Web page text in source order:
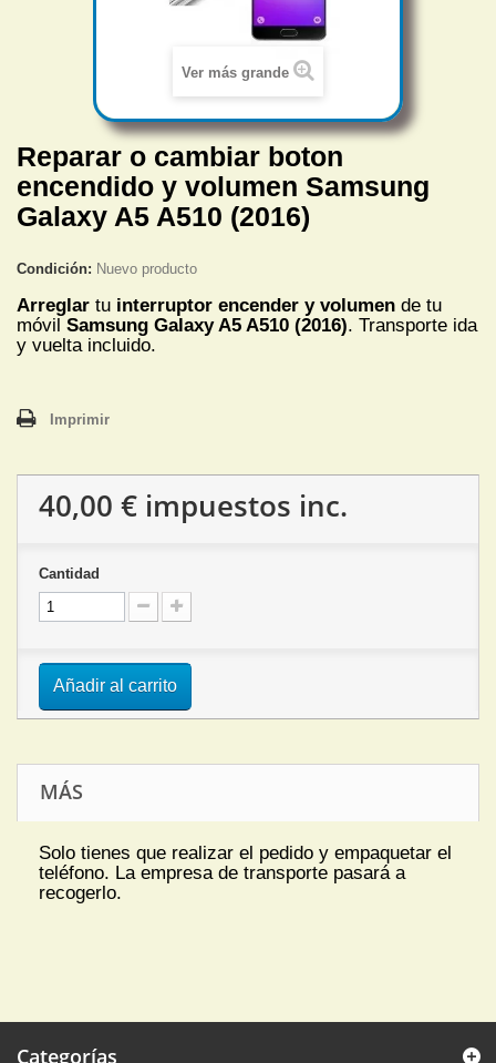
Ver más grande
Reparar o cambiar boton
encendido y volumen Samsung
Galaxy A5 A510 (2016)
Condición: Nuevo producto
Arreglar tu interruptor encender y volumen de tu
móvil Samsung Galaxy A5 A510 (2016). Transporte ida
y vuelta incluido.
Imprimir
40,00 € impuestos inc.
Cantidad
Añadir al carrito
MÁS
Solo tienes que realizar el pedido y empaquetar el
teléfono. La empresa de transporte pasará a
recogerlo.
Categorías